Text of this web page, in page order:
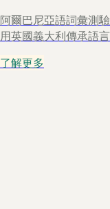
阿爾巴尼亞語詞彙測
用英國義大利傳承語
了解更多